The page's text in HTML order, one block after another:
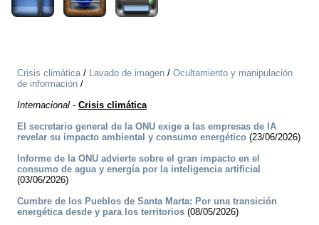
Crisis climática/ Lavado de imagen / Ocultamiento y manipulación
de información /
Internacional - Crisis climática
El secretario general de la ONU exige a las empresas de IA
revelar su impacto ambiental y consumo energético (23/06/2026)
Informe de la ONU advierte sobre el gran impacto en el
consumo de agua y energía por la inteligencia artificial
(03/06/2026)
Cumbre de los Pueblos de Santa Marta: Por una transición
energética desde y para los territorios (08/05/2026)